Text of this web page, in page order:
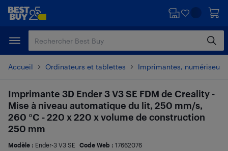
Passer
principal
Passer
Accueil Ordinateurs et tablettes Imprimantes,
Imprimante 3D Ender 3 V3 SE FDM de Creality -
Mise à niveau automatique du lit, 250 mm/s,
260 °C - 220 x 220 x volume de construction
250 mm
Modèle : Ender-3 V3 SE Code Web : 17662076